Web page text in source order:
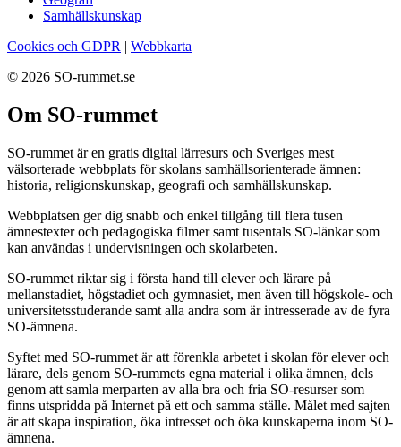
Samhällskunskap
Cookies och GDPR | Webbkarta
© 2026 SO-rummet.se
Om SO-rummet
SO-rummet är en gratis digital lärresurs och Sveriges mest
välsorterade webbplats för skolans samhällsorienterade ämnen:
historia, religionskunskap, geografi och samhällskunskap.
Webbplatsen ger dig snabb och enkel tillgång till flera tusen
ämnestexter och pedagogiska filmer samt tusentals SO-länkar som
kan användas i undervisningen och skolarbeten.
SO-rummet riktar sig i första hand till elever och lärare på
mellanstadiet, högstadiet och gymnasiet, men även till högskole- och
universitetsstuderande samt alla andra som är intresserade av de fyra
SO-ämnena.
Syftet med SO-rummet är att förenkla arbetet i skolan för elever och
lärare, dels genom SO-rummets egna material i olika ämnen, dels
genom att samla merparten av alla bra och fria SO-resurser som
finns utspridda på Internet på ett och samma ställe. Målet med sajten
är att skapa inspiration, öka intresset och öka kunskaperna inom SO-
ämnena.